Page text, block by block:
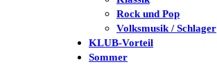
Rock und Pop
Volksmusik / Schlager
KLUB-Vorteil
Sommer